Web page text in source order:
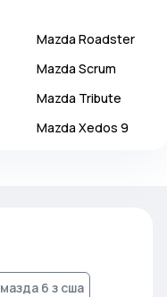
Mazda Roadster
Mazda Scrum
Mazda Tribute
Mazda Xedos 9
мазда 6 з сша